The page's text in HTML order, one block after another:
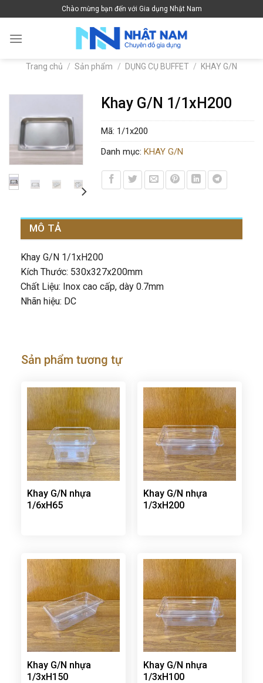
to
content
Chào mừng bạn đến với Gia dụng Nhật Nam
Trang chủ / Sản phẩm / DỤNG CỤ BUFFET / KHAY G/N
Khay G/N 1/1xH200
Mã: 1/1x200
Danh mục: KHAY G/N
MÔ TẢ
Khay G/N 1/1xH200
Kích Thước: 530x327x200mm
Chất Liệu: Inox cao cấp, dày 0.7mm
Nhãn hiệu: DC
Sản phẩm tương tự
Khay G/N nhựa
1/6xH65
Khay G/N nhựa
1/3xH200
Khay G/N nhựa
1/3xH150
Khay G/N nhựa
1/3xH100